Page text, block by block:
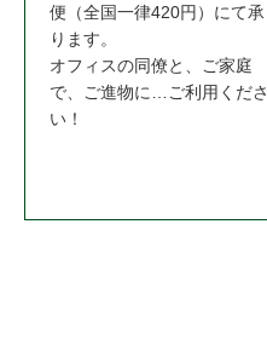
便（全国一律420円）にて承
ります。
オフィスの同僚と、ご家庭
で、ご進物に…ご利用くださ
い！